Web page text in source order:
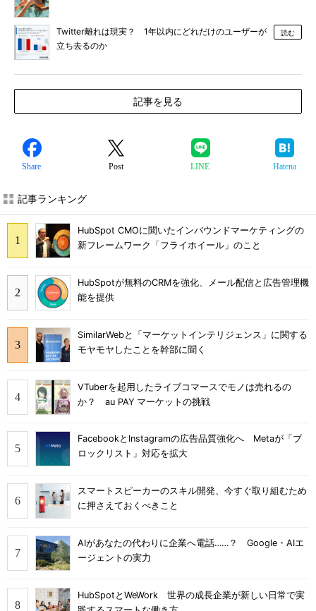
Twitter離れは現実？ 1年以内にどれだけのユーザーが
立ち去るのか
読む
記事を見る
Share Post LINE Hatena
記事ランキング
HubSpot CMOに聞いたインバウンドマーケティングの
新フレームワーク「フライホイール」のこと
HubSpotが無料のCRMを強化、メール配信と広告管理機
能を提供
SimilarWebと「マーケットインテリジェンス」に関する
モヤモヤしたことを幹部に聞く
VTuberを起用したライブコマースでモノは売れるの
か？ au PAY マーケットの挑戦
FacebookとInstagramの広告品質強化へ Metaが「ブ
ロックリスト」対応を拡大
スマートスピーカーのスキル開発、今すぐ取り組むため
に押さえておくべきこと
AIがあなたの代わりに企業へ電話……？ Google・AIエ
ージェントの実力
HubSpotとWeWork 世界の成長企業が新しい日常で実